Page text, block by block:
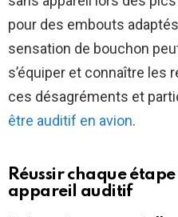
pour des embouts
sensation de bouchon
s’équiper et connaître les
ces désagréments et
être auditif en avion.
Réussir chaque
appareil auditif